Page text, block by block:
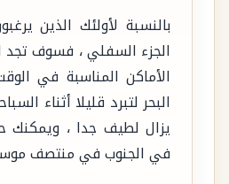
بالنسبة لأولئك الذين
الجزء السفلي ، فسوف تجد
الأماكن المناسبة في
البحر لتبرد قليلا أثناء
يزال لطيف جدا ، ويمكنك
في الجنوب في منتصف